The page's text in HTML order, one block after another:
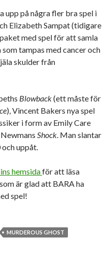
upp på några fler bra spel i
Elizabeth Sampat (tidigare
med spel för att samla
tampas med cancer och
skulder från
Blowback(ett måste för
), Vincent Bakers nya spel
i form av Emily Care
Shock. Man slantar
uppåt.
hemsidaför att läsa
är glad att BARA ha
spel!
MURDEROUS GHOST